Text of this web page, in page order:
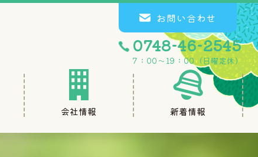
お問い合わせ
0748-46-2545
7：00～19：00（日曜定休）
会社情報 新着情報